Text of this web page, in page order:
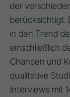
der
berücksichtigt.
in den Trend
einschließlich
Chancen und
qualitative
Interviews mit